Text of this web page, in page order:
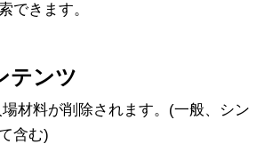
できます。
テンツ
場材料が削除されます。(一般、シン
含む)